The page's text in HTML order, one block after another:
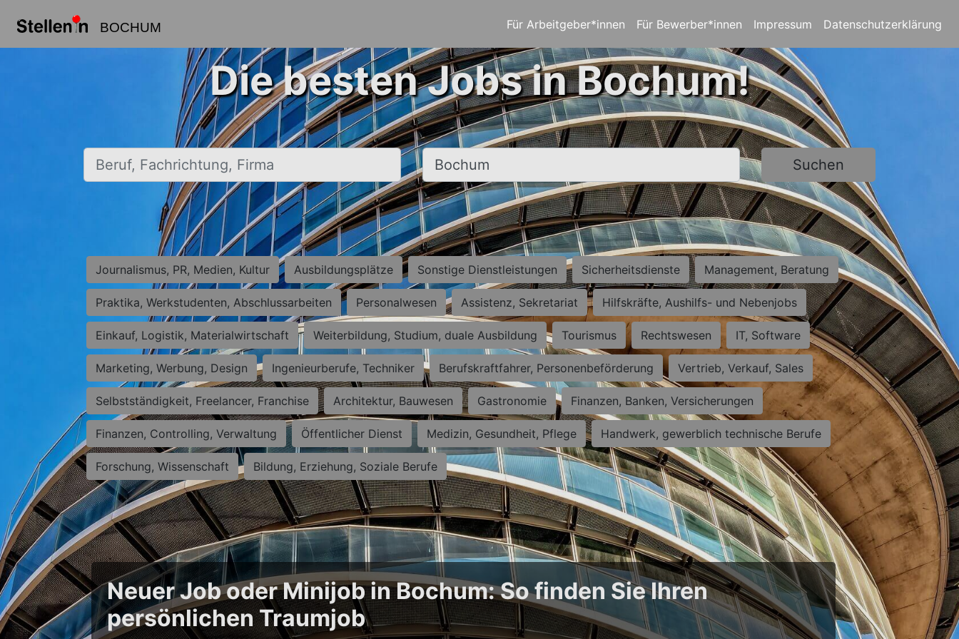
BOCHUM Für Arbeitgeber*innen Für Bewerber*innen Impressum Datenschutzerklärung
Die besten Jobs in Bochum!
Beruf, Fachrichtung, Firma Ort, Stadt Suchen
Journalismus, PR, Medien, Kultur Ausbildungsplätze Sonstige Dienstleistungen Sicherheitsdienste Management, Beratung
Praktika, Werkstudenten, Abschlussarbeiten Personalwesen Assistenz, Sekretariat Hilfskräfte, Aushilfs- und Nebenjobs
Einkauf, Logistik, Materialwirtschaft Weiterbildung, Studium, duale Ausbildung Tourismus Rechtswesen IT, Software
Marketing, Werbung, Design Ingenieurberufe, Techniker Berufskraftfahrer, Personenbeförderung Vertrieb, Verkauf, Sales
Selbstständigkeit, Freelancer, Franchise Architektur, Bauwesen Gastronomie Finanzen, Banken, Versicherungen
Finanzen, Controlling, Verwaltung Öffentlicher Dienst Medizin, Gesundheit, Pflege Handwerk, gewerblich technische Berufe
Forschung, Wissenschaft Bildung, Erziehung, Soziale Berufe
Neuer Job oder Minijob in Bochum: So finden Sie Ihren
persönlichen Traumjob